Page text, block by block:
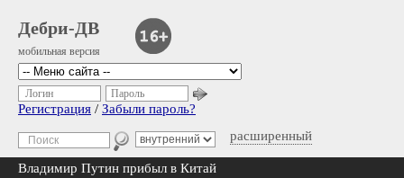
Дебри-ДВ
мобильная версия
расширенный
Логин Пароль
Регистрация / Забыли пароль?
Владимир Путин прибыл в Китай